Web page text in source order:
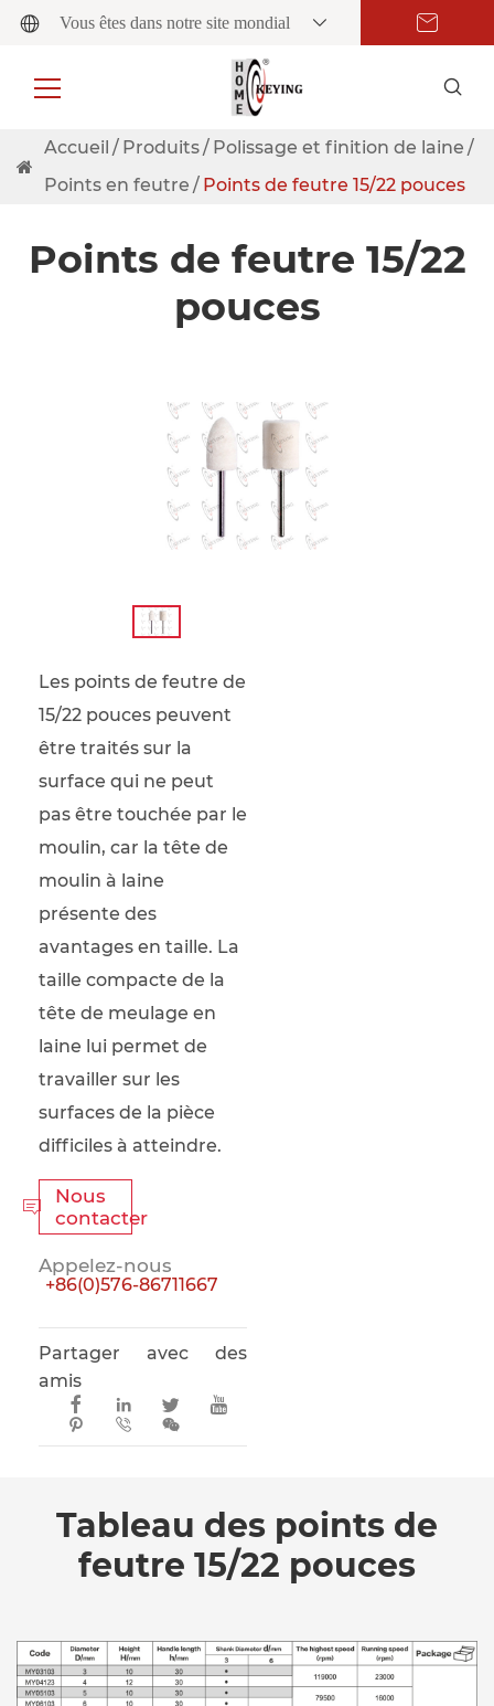
Vous êtes dans notre site mondial
Accueil Produits
Polissage et finition de laine
Points en feutre
Points de feutre 15/22 pouces
Points de feutre 15/22
pouces
Les points de feutre de
15/22 pouces peuvent
être traités sur la
surface qui ne peut
pas être touchée par le
moulin, car la tête de
moulin à laine
présente des
avantages en taille. La
taille compacte de la
tête de meulage en
laine lui permet de
travailler sur les
surfaces de la pièce
difficiles à atteindre.

Nous
contacter
Appelez-nous
+86(0)576-86711667
Partager avec des
amis
  


 
Tableau des points de
feutre 15/22 pouces